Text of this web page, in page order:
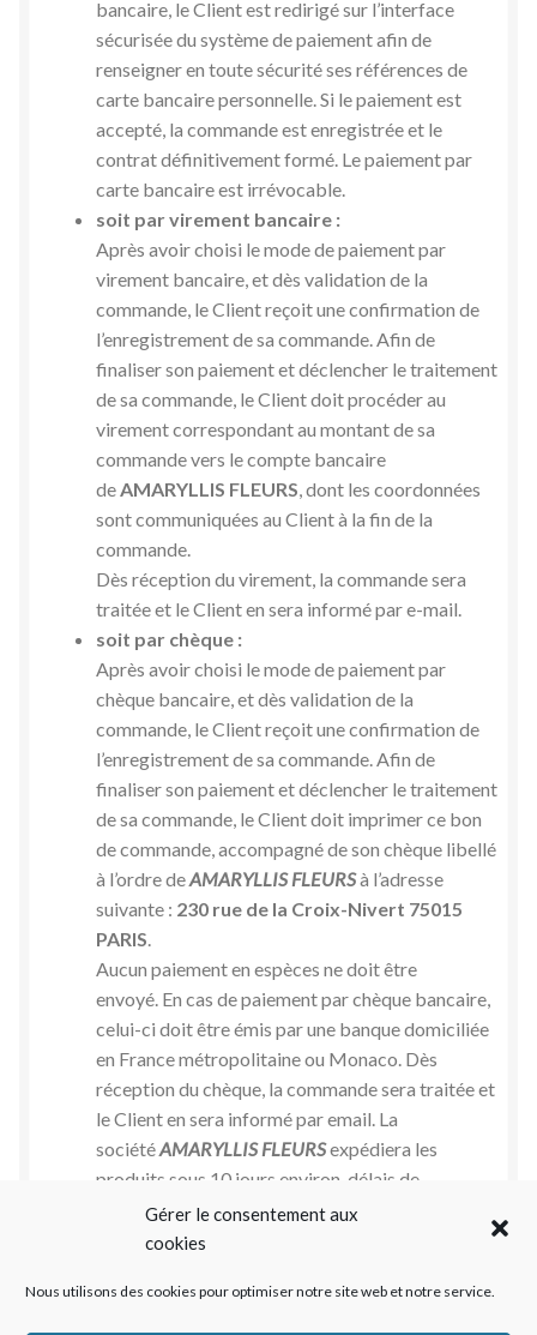
Gérer le consentement aux
cookies
Nous utilisons des cookies pour optimiser notre site web et notre service.
bancaire, le Client est redirigé sur l’interface
sécurisée du système de paiement afin de
renseigner en toute sécurité ses références de
carte bancaire personnelle. Si le paiement est
accepté, la commande est enregistrée et le
contrat définitivement formé. Le paiement par
carte bancaire est irrévocable.
soit par virement bancaire :
Après avoir choisi le mode de paiement par
virement bancaire, et dès validation de la
commande, le Client reçoit une confirmation de
l’enregistrement de sa commande. Afin de
finaliser son paiement et déclencher le traitement
de sa commande, le Client doit procéder au
virement correspondant au montant de sa
commande vers le compte bancaire
deAMARYLLIS FLEURS, dont les coordonnées
sont communiquées au Client à la fin de la
commande.
Dès réception du virement, la commande sera
traitée et le Client en sera informé par e-mail.
soit par chèque :
Après avoir choisi le mode de paiement par
chèque bancaire, et dès validation de la
commande, le Client reçoit une confirmation de
l’enregistrement de sa commande. Afin de
finaliser son paiement et déclencher le traitement
de sa commande, le Client doit imprimer ce bon
de commande, accompagné de son chèque libellé
à l’ordre deAMARYLLIS FLEURSà l’adresse
suivante : 230 rue de la Croix-Nivert 75015
PARIS.
Aucun paiement en espèces ne doit être
envoyé. En cas de paiement par chèque bancaire,
celui-ci doit être émis par une banque domiciliée
en France métropolitaine ou Monaco. Dès
réception du chèque, la commande sera traitée et
le Client en sera informé par email. La
sociétéAMARYLLIS FLEURSexpédiera les
produits sous 10 jours environ, délais de
vérification de la provision par les établissements
bancaires.